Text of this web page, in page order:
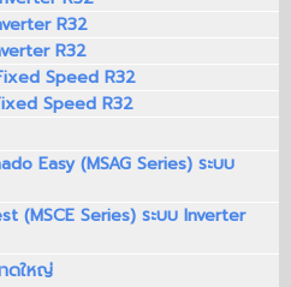
R32
R32
Speed R32
Speed R32
Easy (MSAG Series) ระบบ
(MSCE Series) ระบบ Inverter
ดใหญ่